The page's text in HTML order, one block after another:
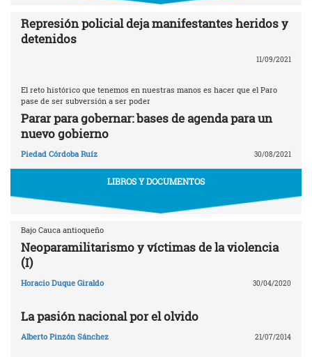
Represión policial deja manifestantes heridos y
detenidos
11/09/2021
El reto histórico que tenemos en nuestras manos es hacer que el Paro
pase de ser subversión a ser poder
Parar para gobernar: bases de agenda para un
nuevo gobierno
Piedad Córdoba Ruíz 30/08/2021
LIBROS Y DOCUMENTOS
Bajo Cauca antioqueño
Neoparamilitarismo y víctimas de la violencia
(I)
Horacio Duque Giraldo 30/04/2020
La pasión nacional por el olvido
Alberto Pinzón Sánchez 21/07/2014